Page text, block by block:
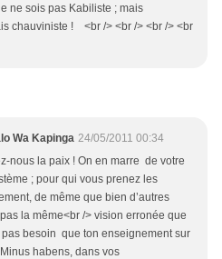
ne sois pas Kabiliste ; mais
chauviniste ! <br /> <br /> <br /> <br
Wa Kapinga 24/05/2011 00:34
nous la paix ! On en marre de votre
; pour qui vous prenez les
de même que bien d’autres
la même<br /> vision erronée que
pas besoin que ton enseignement sur
habens, dans vos